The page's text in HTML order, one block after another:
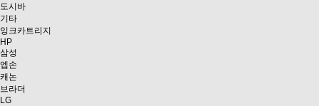
도시바
기타
잉크카트리지
HP
삼성
엡손
캐논
브라더
LG